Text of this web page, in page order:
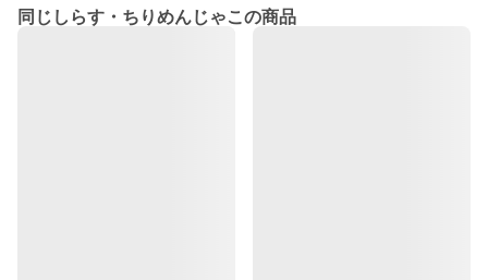
同じしらす・ちりめんじゃこの商品